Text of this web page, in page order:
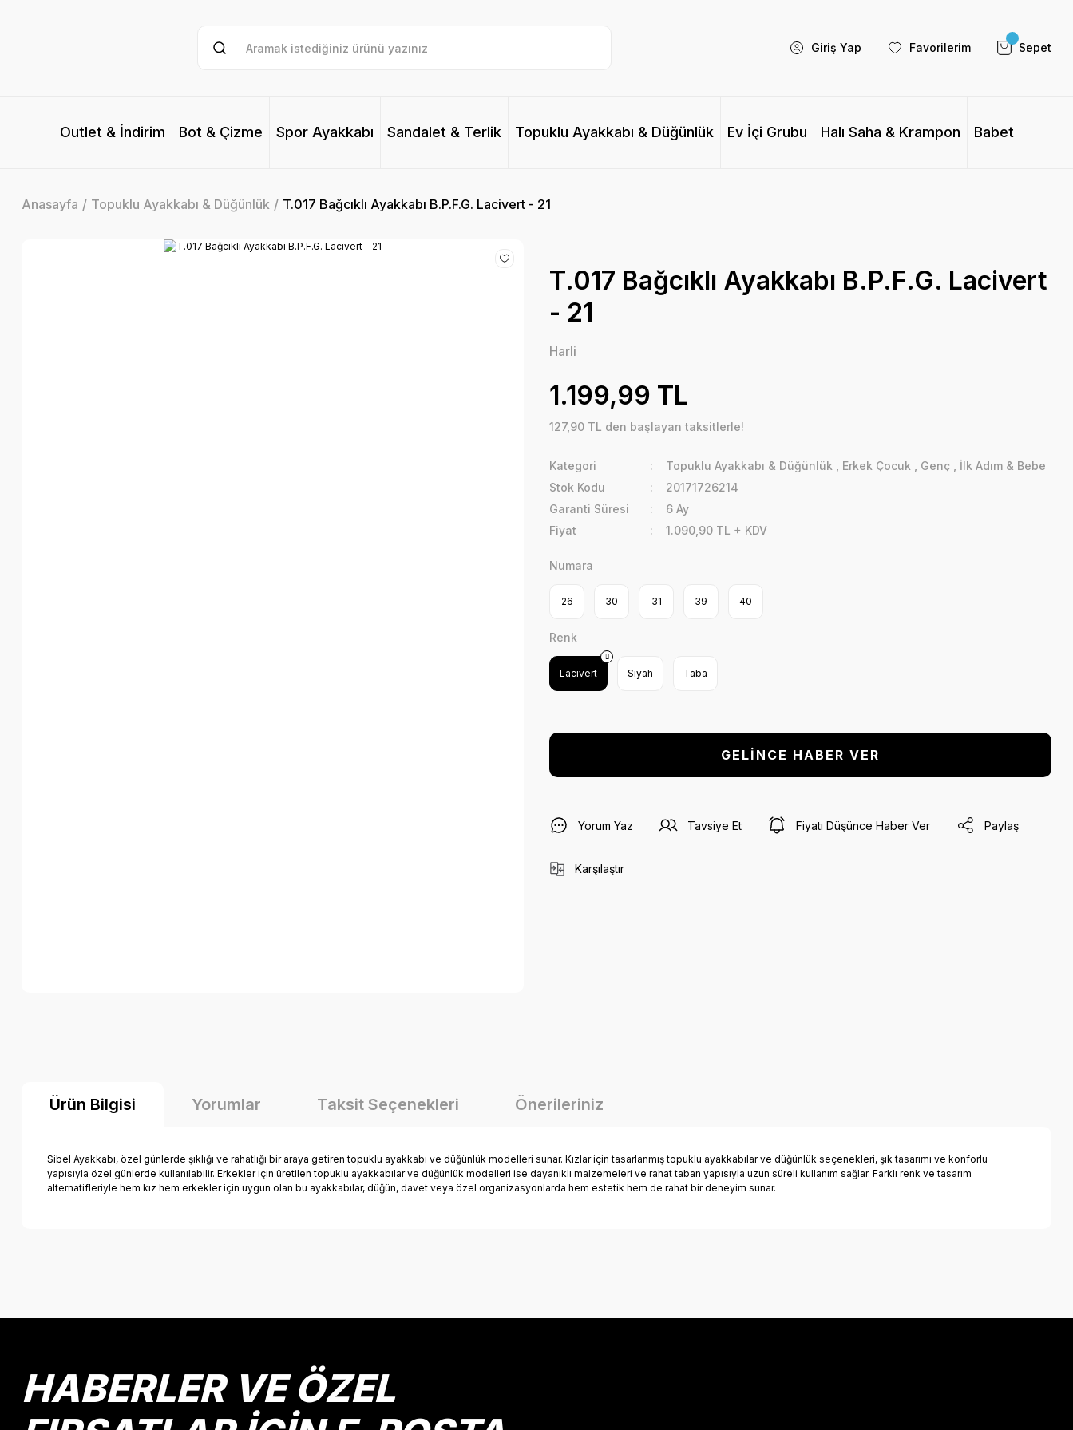
Giriş Yap Favorilerim Sepet
Outlet & İndirim Bot & Çizme Spor Ayakkabı Sandalet & Terlik Topuklu Ayakkabı & Düğünlük Ev İçi Grubu Halı Saha & Krampon Babet
Anasayfa Topuklu Ayakkabı & Düğünlük T.017 Bağcıklı Ayakkabı B.P.F.G. Lacivert - 21
T.017 Bağcıklı Ayakkabı B.P.F.G. Lacivert
- 21
Harli
1.199,99 TL
127,90 TL den başlayan taksitlerle!
Kategori Topuklu Ayakkabı & Düğünlük Erkek Çocuk Genç
İlk Adım & Bebe
Stok Kodu
20171726214
Garanti Süresi
6 Ay
Fiyat
1.090,90 TL + KDV
Numara
26 30 31 39 40
Renk
Lacivert Siyah Taba
GELİNCE HABER VER
Yorum Yaz Tavsiye Et Fiyatı Düşünce Haber Ver Paylaş
Karşılaştır
Ürün Bilgisi Yorumlar Taksit Seçenekleri Önerileriniz
Sibel Ayakkabı, özel günlerde şıklığı ve rahatlığı bir araya getiren topuklu ayakkabı ve düğünlük modelleri sunar. Kızlar için tasarlanmış topuklu ayakkabılar ve düğünlük seçenekleri, şık tasarımı ve konforlu
yapısıyla özel günlerde kullanılabilir. Erkekler için üretilen topuklu ayakkabılar ve düğünlük modelleri ise dayanıklı malzemeleri ve rahat taban yapısıyla uzun süreli kullanım sağlar. Farklı renk ve tasarım
alternatifleriyle hem kız hem erkekler için uygun olan bu ayakkabılar, düğün, davet veya özel organizasyonlarda hem estetik hem de rahat bir deneyim sunar.
Ürün resmi kalitesiz, bozuk veya görüntülenemiyor.
Ürün fiyatı diğer sitelerden daha pahalı.
Bu ürüne benzer farklı alternatifler olmalı.
HABERLER VE ÖZEL